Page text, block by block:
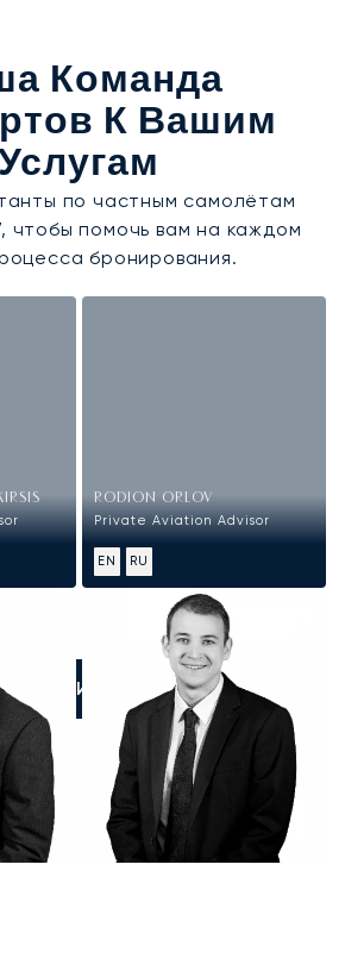
Команда
К Вашим
Услугам
по частным самолётам
чтобы помочь вам на каждом
бронирования.
RODION ORLOV
Private Aviation Advisor
EN RU
НАМ